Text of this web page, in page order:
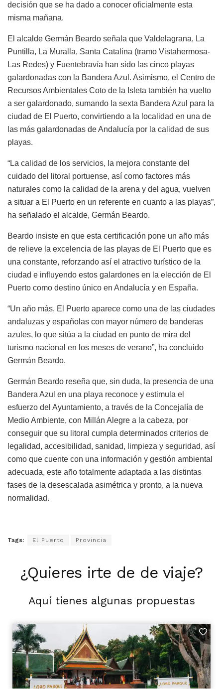
decisión que se ha dado a conocer oficialmente esta
misma mañana.
El alcalde Germán Beardo señala que Valdelagrana, La
Puntilla, La Muralla, Santa Catalina (tramo Vistahermosa-
Las Redes) y Fuentebravía han sido las cinco playas
galardonadas con la Bandera Azul. Asimismo, el Centro de
Recursos Ambientales Coto de la Isleta también ha vuelto
a ser galardonado, sumando la sexta Bandera Azul para la
ciudad de El Puerto, convirtiendo a la localidad en una de
las más galardonadas de Andalucía por la calidad de sus
playas.
“La calidad de los servicios, la mejora constante del
cuidado del litoral portuense, así como factores más
naturales como la calidad de la arena y del agua, vuelven
a situar a El Puerto en un referente en cuanto a las playas”,
ha señalado el alcalde, Germán Beardo.
Beardo insiste en que esta certificación pone un año más
de relieve la excelencia de las playas de El Puerto que es
una constante, reforzando así el atractivo turístico de la
ciudad e influyendo estos galardones en la elección de El
Puerto como destino único en Andalucía y en España.
“Un año más, El Puerto aparece como una de las ciudades
andaluzas y españolas con mayor número de banderas
azules, lo que sitúa a la ciudad en punto de mira del
turismo nacional en los meses de verano”, ha concluido
Germán Beardo.
Germán Beardo reseña que, sin duda, la presencia de una
Bandera Azul en una playa reconoce y estimula el
esfuerzo del Ayuntamiento, a través de la Concejalía de
Medio Ambiente, con Millán Alegre a la cabeza, por
conseguir que su litoral cumpla determinados criterios de
legalidad, accesibilidad, sanidad, limpieza y seguridad, así
como que cuente con una información y gestión ambiental
adecuada, este año totalmente adaptada a las distintas
fases de la desescalada asimétrica y pronto, a la nueva
normalidad.
Tags: El Puerto Provincia
¿Quieres irte de de viaje?
Aquí tienes algunas propuestas